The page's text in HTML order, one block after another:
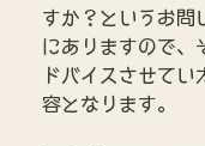
すか？というお問
にありますので、
ドバイスさせてい
容となります。